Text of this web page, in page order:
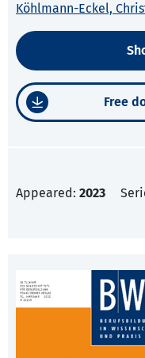
Köhlmann-Eckel,
Free
Appeared: 2023